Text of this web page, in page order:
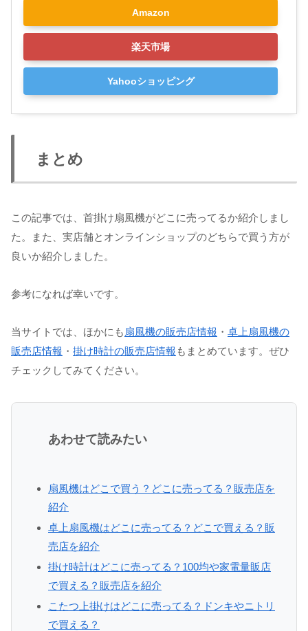
Amazon
楽天市場
Yahooショッピング
まとめ
この記事では、首掛け扇風機がどこに売ってるか紹介しまし
た。また、実店舗とオンラインショップのどちらで買う方が
良いか紹介しました。
参考になれば幸いです。
当サイトでは、ほかにも 扇風機の販売店情報 ・ 卓上扇風機の
販売店情報 ・ 掛け時計の販売店情報 もまとめています。ぜひ
チェックしてみてください。
あわせて読みたい
扇風機はどこで買う？どこに売ってる？販売店を
紹介
卓上扇風機はどこに売ってる？どこで買える？販
売店を紹介
掛け時計はどこに売ってる？100均や家電量販店
で買える？販売店を紹介
こたつ上掛けはどこに売ってる？ドンキやニトリ
で買える？